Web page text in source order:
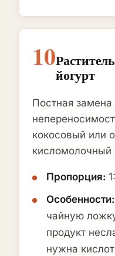
10
йогурт
Постная замена
кокосовый или
кисломолочный
Пропорция:
Особенности:
чайную
продукт
нужна